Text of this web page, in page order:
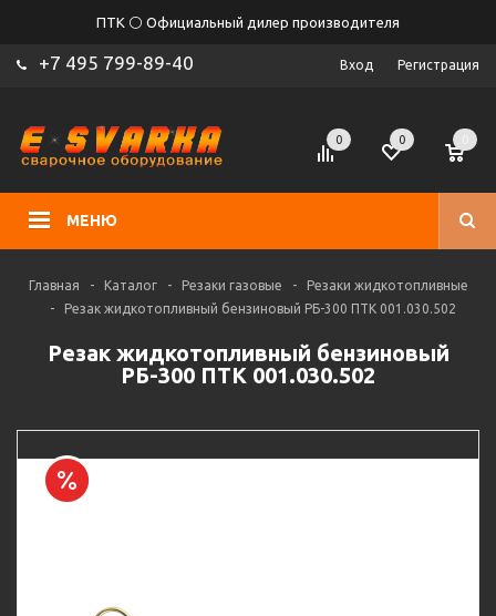
ПТК ⚪ Официальный дилер производителя
+7 495 799-89-40 Вход Регистрация
МЕНЮ
0 0
Главная - Каталог - Резаки газовые -
Резаки жидкотопливные
-
Резак жидкотопливный бензиновый РБ-300 ПТК 001.030.502
Резак жидкотопливный бензиновый
РБ-300 ПТК 001.030.502